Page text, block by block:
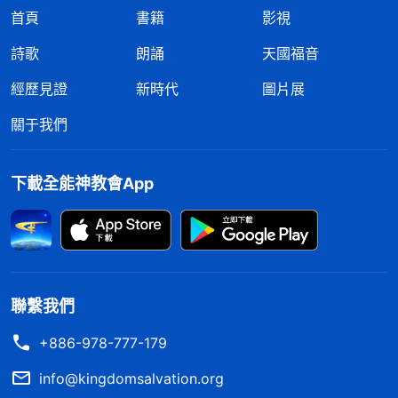
首頁 書籍
影視
詩歌
朗誦
天國福音
經歷見證
新時代
圖片展
關于我們
下載全能神教會App
聯繫我們
+886-978-777-179
info@kingdomsalvation.org